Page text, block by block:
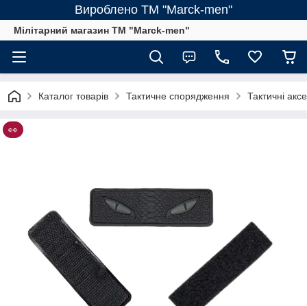
Вироблено ТМ "Marck-men"
Мілітарний магазин ТМ "Marck-men"
Каталог товарів Тактичне спорядження Тактичні
👀